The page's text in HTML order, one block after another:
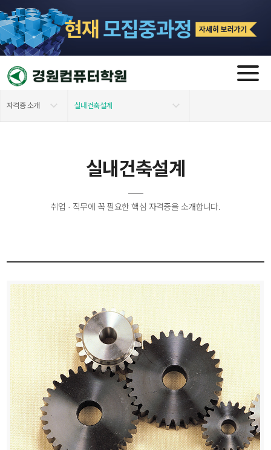
자격증 소개
커뮤니티
취업센터
실내건축설계
3D프린팅
전산회계/전산세무
사무자동화(OA)
실내건축설계
취업 · 직무에 꼭 필요한 핵심 자격증을 소개합니다.